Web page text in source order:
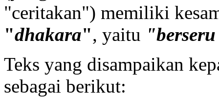
"ceritakan") memiliki
"dhakara", yaitu
Teks yang disampaikan
sebagai berikut: